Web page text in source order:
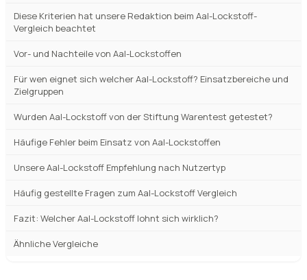
Diese Kriterien hat unsere Redaktion beim Aal-Lockstoff-
Vergleich beachtet
Vor- und Nachteile von Aal-Lockstoffen
Für wen eignet sich welcher Aal-Lockstoff? Einsatzbereiche und
Zielgruppen
Wurden Aal-Lockstoff von der Stiftung Warentest getestet?
Häufige Fehler beim Einsatz von Aal-Lockstoffen
Unsere Aal-Lockstoff Empfehlung nach Nutzertyp
Häufig gestellte Fragen zum Aal-Lockstoff Vergleich
Fazit: Welcher Aal-Lockstoff lohnt sich wirklich?
Ähnliche Vergleiche